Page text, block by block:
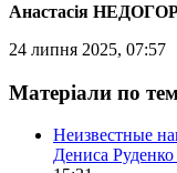
Анастасія
24 липня 2025, 07:57
Матеріали по
Неизвестные
Дениса